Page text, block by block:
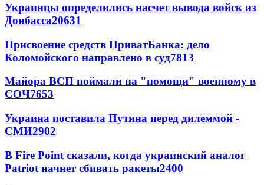
Украинцы определились насчет вывода войск из
Донбасса20631
Присвоение средств ПриватБанка: дело
Коломойского направлено в суд7813
Майора ВСП поймали на "помощи" военному в
СОЧ7653
Украина поставила Путина перед дилеммой -
СМИ2902
В Fire Point сказали, когда украинский аналог
Patriot начнет сбивать ракеты2400